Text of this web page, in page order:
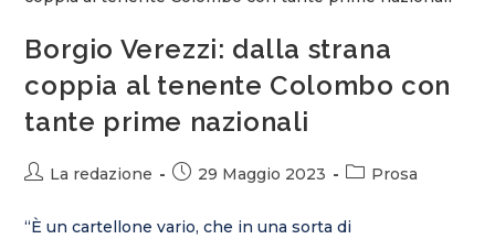
Borgio Verezzi: dalla strana
coppia al tenente Colombo con
tante prime nazionali
La redazione 29 Maggio 2023 Prosa
“È un cartellone vario, che in una sorta di